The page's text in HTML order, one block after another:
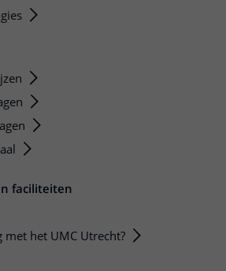
faciliteiten
het UMC Utrecht?